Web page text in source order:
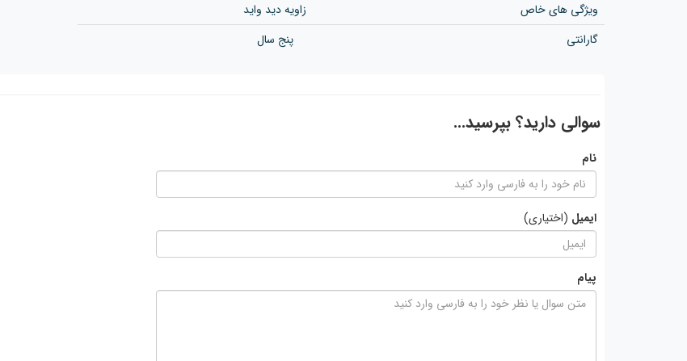
ویژگی های خاص
زاویه دید واید
گارانتی
پنج سال
سوالی دارید؟ بپرسید...
نام
ایمیل (اختیاری)
پیام